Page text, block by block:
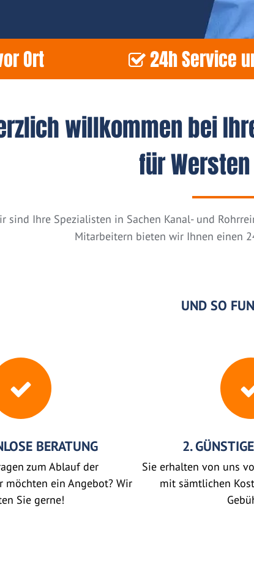
Ort 24h Service
willkommen bei
für
sind Ihre Spezialisten in Sachen Kanal- und
Mitarbeitern bieten wir Ihnen einen
UND SO
BERATUNG
zum Ablauf der
möchten ein Angebot? Wir
Sie gerne!
2.
Sie erhalten von uns
mit sämtlichen